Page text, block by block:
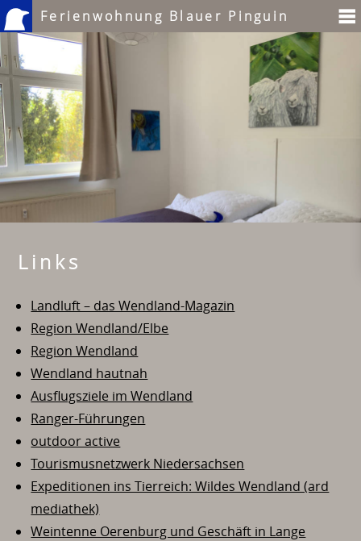
Ferienwohnung Blauer Pinguin
Links
Landluft – das Wendland-Magazin
Region Wendland/Elbe
Region Wendland
Wendland hautnah
Ausflugsziele im Wendland
Ranger-Führungen
outdoor active
Tourismusnetzwerk Niedersachsen
Expeditionen ins Tierreich: Wildes Wendland (ard
mediathek)
Weintenne Oerenburg und Geschäft in Lange